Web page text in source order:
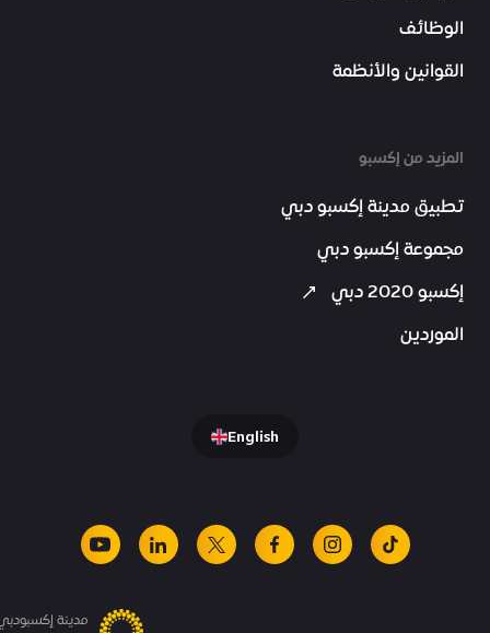
الوظائف
القوانين والأنظمة
المزيد من إكسبو
تطبيق مدينة إكسبو دبي
مجموعة إكسبو دبي
إكسبو 2020 دبي
الموردين
English
tiktok
instagram
facebook
x
linkedin
youtube
مدينة